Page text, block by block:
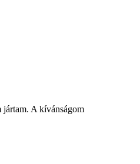
jártam. A kívánságom